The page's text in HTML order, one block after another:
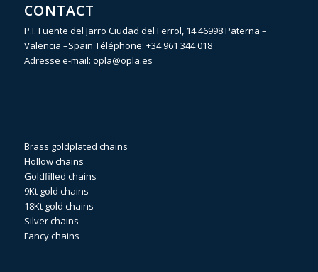
CONTACT
P.I. Fuente del Jarro Ciudad del Ferrol, 14 46998 Paterna –
Valencia –Spain Téléphone: +34 961 344 018
Adresse e-mail: opla@opla.es
Brass goldplated chains
Hollow chains
Goldfilled chains
9Kt gold chains
18Kt gold chains
Silver chains
Fancy chains